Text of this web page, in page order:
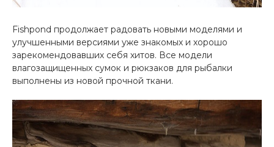
Fishpond продолжает радовать новыми моделями и
улучшенными версиями уже знакомых и хорошо
зарекомендовавших себя хитов. Все модели
влагозащищенных сумок и рюкзаков для рыбалки
выполнены из новой прочной ткани.